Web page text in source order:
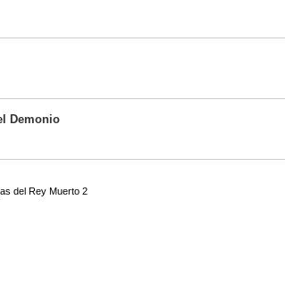
Demonio
del Rey Muerto 2